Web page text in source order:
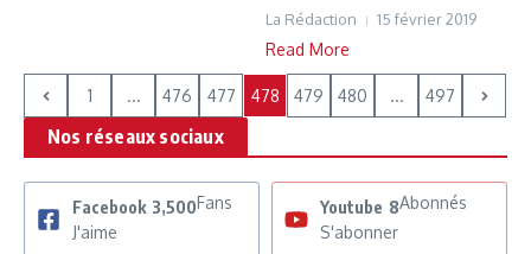
La Rédaction 15 février 2019
Read More
1 ... 476 477 478 479 480 ... 497
Nos réseaux sociaux
Facebook 3,500Fans
J'aime
Youtube 8Abonnés
S'abonner